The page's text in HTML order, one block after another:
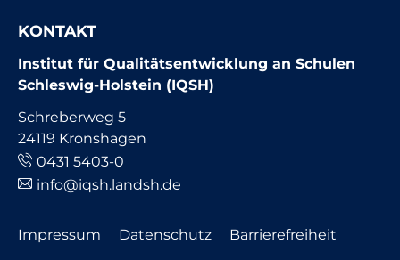
KONTAKT
Institut für Qualitätsentwicklung an Schulen
Schleswig-Holstein (IQSH)
Schreberweg 5
24119 Kronshagen
0431 5403-0
info@iqsh.landsh.de
Navigation
Impressum Datenschutz Barrierefreiheit